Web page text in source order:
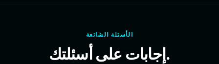
الأسئلة الشائعة
إجابات على أسئلتك.